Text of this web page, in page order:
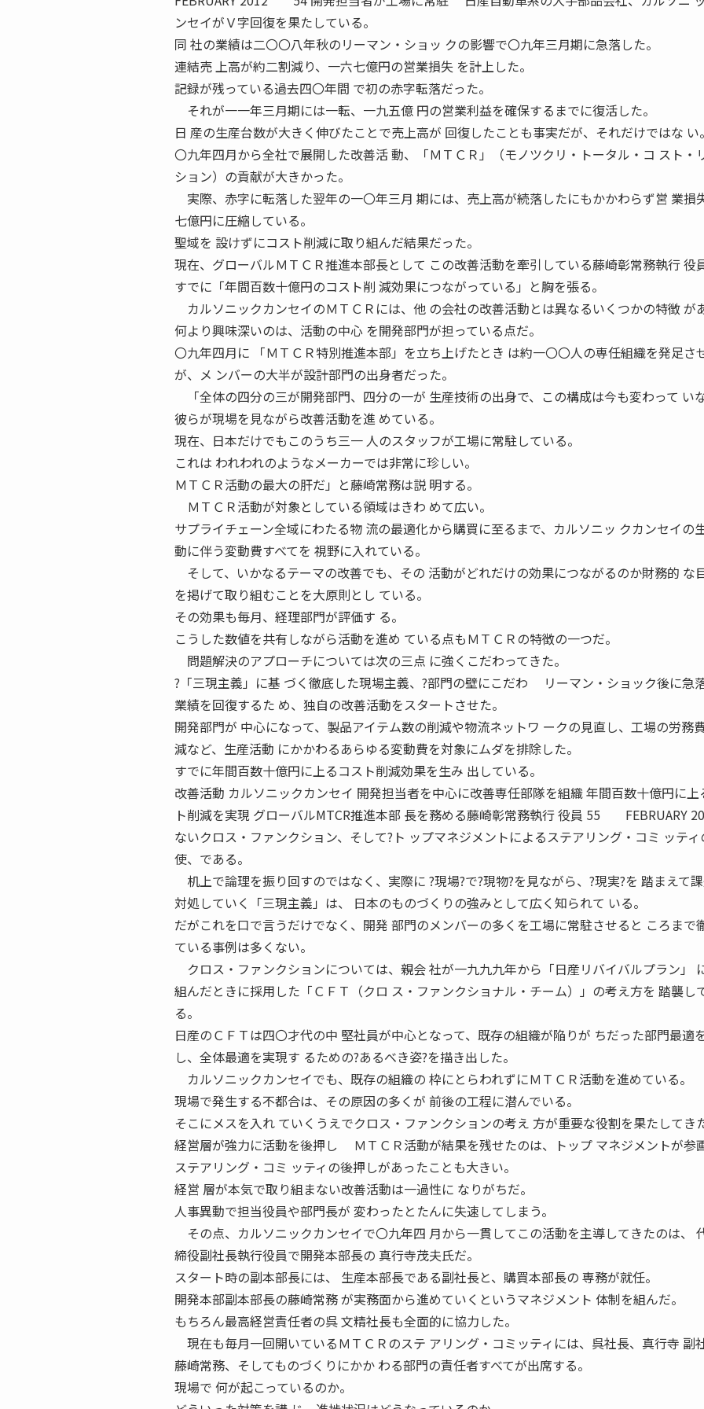
ンセイがＶ字回復を果たしている。
同 社の業績は二〇〇八年秋のリーマン・ショッ クの影響で〇九年三月期に急落した。
連結売 上高が約二割減り、一六七億円の営業損失 を計上した。
記録が残っている過去四〇年間 で初の赤字転落だった。
それが一一年三月期には一転、一九五億 円の営業利益を確保するまでに復活した。
日 産の生産台数が大きく伸びたことで売上高が 回復したことも事実だが、それだけではな い
〇九年四月から全社で展開した改善活 動、「ＭＴＣＲ」（モノツクリ・トータル・コ スト・
ション）の貢献が大きかった。
実際、赤字に転落した翌年の一〇年三月 期には、売上高が続落したにもかかわらず営 業損
七億円に圧縮している。
聖域を 設けずにコスト削減に取り組んだ結果だった。
現在、グローバルＭＴＣＲ推進本部長として この改善活動を牽引している藤崎彰常務執行 役
すでに「年間百数十億円のコスト削 減効果につながっている」と胸を張る。
カルソニックカンセイのＭＴＣＲには、他 の会社の改善活動とは異なるいくつかの特徴 が
何より興味深いのは、活動の中心 を開発部門が担っている点だ。
〇九年四月に 「ＭＴＣＲ特別推進本部」を立ち上げたとき は約一〇〇人の専任組織を発足さ
が、メ ンバーの大半が設計部門の出身者だった。
「全体の四分の三が開発部門、四分の一が 生産技術の出身で、この構成は今も変わって い
彼らが現場を見ながら改善活動を進 めている。
現在、日本だけでもこのうち三一 人のスタッフが工場に常駐している。
これは われわれのようなメーカーでは非常に珍しい。
ＭＴＣＲ活動の最大の肝だ」と藤崎常務は説 明する。
ＭＴＣＲ活動が対象としている領域はきわ めて広い。
サプライチェーン全域にわたる物 流の最適化から購買に至るまで、カルソニッ クカンセイの
動に伴う変動費すべてを 視野に入れている。
そして、いかなるテーマの改善でも、その 活動がどれだけの効果につながるのか財務的 な
を掲げて取り組むことを大原則とし ている。
その効果も毎月、経理部門が評価す る。
こうした数値を共有しながら活動を進め ている点もＭＴＣＲの特徴の一つだ。
問題解決のアプローチについては次の三点 に強くこだわってきた。
?「三現主義」に基 づく徹底した現場主義、?部門の壁にこだわ リーマン・ショック後に急
業績を回復するた め、独自の改善活動をスタートさせた。
開発部門が 中心になって、製品アイテム数の削減や物流ネットワ ークの見直し、工場の労務
減など、生産活動 にかかわるあらゆる変動費を対象にムダを排除した。
すでに年間百数十億円に上るコスト削減効果を生み 出している。
改善活動 カルソニックカンセイ 開発担当者を中心に改善専任部隊を組織 年間百数十億円に上
ト削減を実現 グローバルMTCR推進本部 長を務める藤崎彰常務執行 役員 55 FEBRUARY
ないクロス・ファンクション、そして?ト ップマネジメントによるステアリング・コミ ッティ
使、である。
机上で論理を振り回すのではなく、実際に ?現場?で?現物?を見ながら、?現実?を 踏まえて
対処していく「三現主義」は、 日本のものづくりの強みとして広く知られて いる。
だがこれを口で言うだけでなく、開発 部門のメンバーの多くを工場に常駐させると ころまで
ている事例は多くない。
クロス・ファンクションについては、親会 社が一九九九年から「日産リバイバルプラン」
組んだときに採用した「ＣＦＴ（クロ ス・ファンクショナル・チーム）」の考え方を 踏襲し
る。
日産のＣＦＴは四〇才代の中 堅社員が中心となって、既存の組織が陥りが ちだった部門最適
し、全体最適を実現す るための?あるべき姿?を描き出した。
カルソニックカンセイでも、既存の組織の 枠にとらわれずにＭＴＣＲ活動を進めている。
現場で発生する不都合は、その原因の多くが 前後の工程に潜んでいる。
そこにメスを入れ ていくうえでクロス・ファンクションの考え 方が重要な役割を果たしてき
経営層が強力に活動を後押し ＭＴＣＲ活動が結果を残せたのは、トップ マネジメントが参
ステアリング・コミ ッティの後押しがあったことも大きい。
経営 層が本気で取り組まない改善活動は一過性に なりがちだ。
人事異動で担当役員や部門長が 変わったとたんに失速してしまう。
その点、カルソニックカンセイで〇九年四 月から一貫してこの活動を主導してきたのは、
締役副社長執行役員で開発本部長の 真行寺茂夫氏だ。
スタート時の副本部長には、 生産本部長である副社長と、購買本部長の 専務が就任。
開発本部副本部長の藤崎常務 が実務面から進めていくというマネジメント 体制を組んだ。
もちろん最高経営責任者の呉 文精社長も全面的に協力した。
現在も毎月一回開いているＭＴＣＲのステ アリング・コミッティには、呉社長、真行寺 副
藤崎常務、そしてものづくりにかか わる部門の責任者すべてが出席する。
現場で 何が起こっているのか。